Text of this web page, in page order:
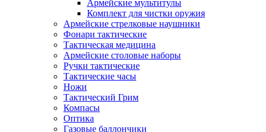
Армейские мультитулы
Комплект для чистки оружия
Армейские стрелковые наушники
Фонари тактические
Тактическая медицина
Армейские столовые наборы
Ручки тактические
Тактические часы
Ножи
Тактический Грим
Компасы
Оптика
Газовые баллончики